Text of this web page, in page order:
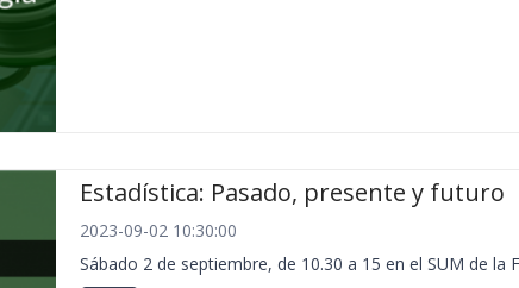
Estadística: Pasado, presente y futuro
2023-09-02 10:30:00
Sábado 2 de septiembre, de 10.30 a 15 en el SUM de la